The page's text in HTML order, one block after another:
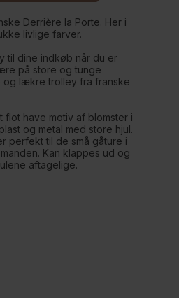
Derrière la Porte. Her i
livlige farver.
til dine indkøb når du er
på store og tunge
lækre trolley fra franske
flot have motiv af blomster i
og metal med store hjul.
perfekt til de små gåture i
Kan klappes ud og
aftagelige.